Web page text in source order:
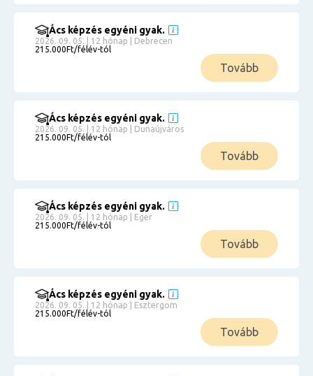
Ács képzés egyéni gyak.
2026. 09. 05. | 12 hónap | Debrecen
215.000Ft/félév-tól
Tovább
Ács képzés egyéni gyak.
2026. 09. 05. | 12 hónap | Dunaújváros
215.000Ft/félév-tól
Tovább
Ács képzés egyéni gyak.
2026. 09. 05. | 12 hónap | Eger
215.000Ft/félév-tól
Tovább
Ács képzés egyéni gyak.
2026. 09. 05. | 12 hónap | Esztergom
215.000Ft/félév-tól
Tovább